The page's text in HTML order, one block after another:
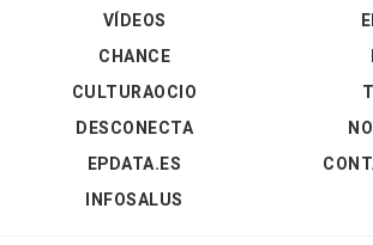
VÍDEOS
CHANCE
CULTURAOCIO
DESCONECTA
EPDATA.ES
INFOSALUS